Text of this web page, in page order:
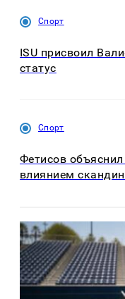
Спорт
ISU присвоил
статус
Спорт
Фетисов
влиянием